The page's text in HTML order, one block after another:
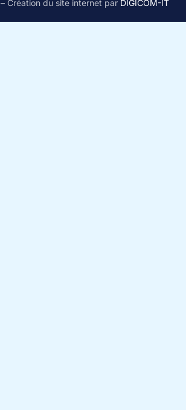
– Création du site internet par DIGICOM-IT